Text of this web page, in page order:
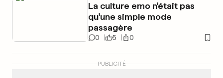
La culture emo n'était pas
qu'une simple mode
passagère
0 5 0
PUBLICITÉ